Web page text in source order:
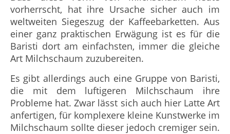
vorherrscht, hat ihre Ursache sicher auch im
weltweiten Siegeszug der Kaffeebarketten. Aus
einer ganz praktischen Erwägung ist es für die
Baristi dort am einfachsten, immer die gleiche
Art Milchschaum zuzubereiten.
Es gibt allerdings auch eine Gruppe von Baristi,
die mit dem luftigeren Milchschaum ihre
Probleme hat. Zwar lässt sich auch hier Latte Art
anfertigen, für komplexere kleine Kunstwerke im
Milchschaum sollte dieser jedoch cremiger sein.